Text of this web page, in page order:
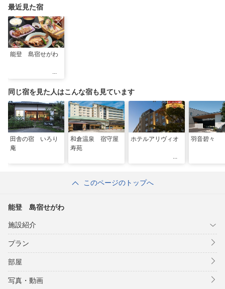
最近見た宿
能登 島宿せがわ
同じ宿を見た人はこんな宿も見ています
田舎の宿 いろり
庵
和倉温泉 宿守屋
寿苑
ホテルアリヴィオ 羽音碧々
このページのトップへ
能登 島宿せがわ
施設紹介
プラン
部屋
写真・動画